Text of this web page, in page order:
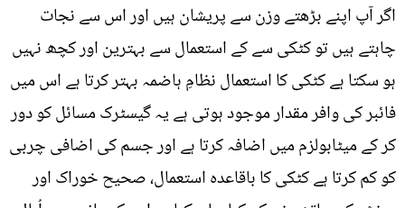
اگر آپ اپنے بڑھتے وزن سے پریشان ہیں اور اس سے نجات
چاہتے ہیں تو کٹکی سے کے استعمال سے بہترین اور کچھ نہیں
ہو سکتا ہے کٹکی کا استعمال نظامِ ہاضمہ بہتر کرتا ہے اس میں
فائبر کی وافر مقدار موجود ہوتی ہے یہ گیسٹرک مسائل کو دور
کر کے میٹابولزم میں اضافہ کرتا ہے اور جسم کی اضافی چربی
کو کم کرتا ہے کٹکی کا باقاعدہ استعمال، صحیح خوراک اور